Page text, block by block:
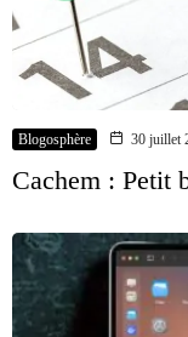
Blogosphère 30 juillet
Cachem : Petit